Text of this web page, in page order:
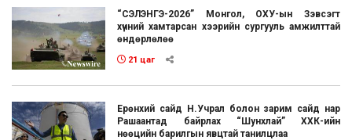
“СЭЛЭНГЭ-2026” Монгол, ОХУ-ын Зэвсэгт
хүчний хамтарсан хээрийн сургууль амжилттай
өндөрлөлөө
21 цаг
Ерөнхий сайд Н.Учрал болон зарим сайд нар
Рашаантад байрлах “Шунхлай” ХХК-ийн
нөөцийн барилгын явцтай танилцлаа